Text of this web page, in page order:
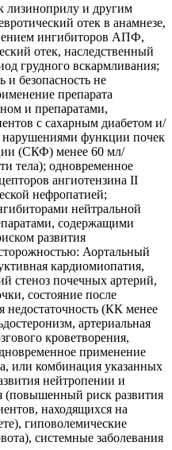
лизиноприлу и другим
отек в анамнезе,
ингибиторов АПФ,
отек, наследственный
грудного вскармливания;
и безопасность не
препарата
и препаратами,
с сахарным диабетом и/
функции почек
(СКФ) менее 60 мл/
тела); одновременное
ангиотензина II
нефропатией;
нейтральной
содержащими
развития
Аортальный
кардиомиопатия,
стеноз почечных артерий,
состояние после
недостаточность (КК менее
артериальная
кроветворения,
применение
или комбинация указанных
нейтропении и
(повышенный риск развития
находящихся на
гиповолемические
системные заболевания